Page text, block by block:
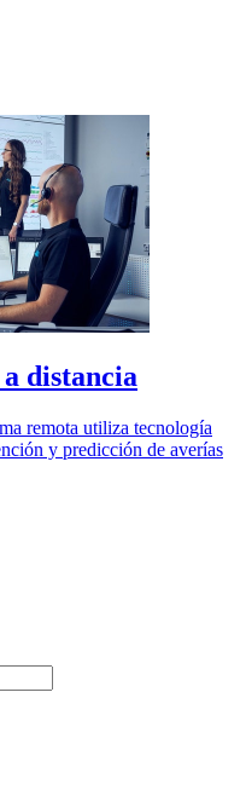
distancia
remota utiliza tecnología
y predicción de averías